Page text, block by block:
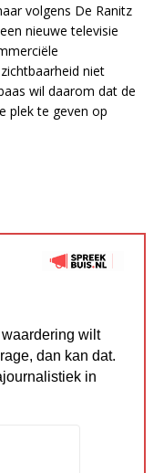
volgens De Ranitz
nieuwe televisie
niet
wil daarom dat de
plek te geven op
wilt
dan kan dat.
in